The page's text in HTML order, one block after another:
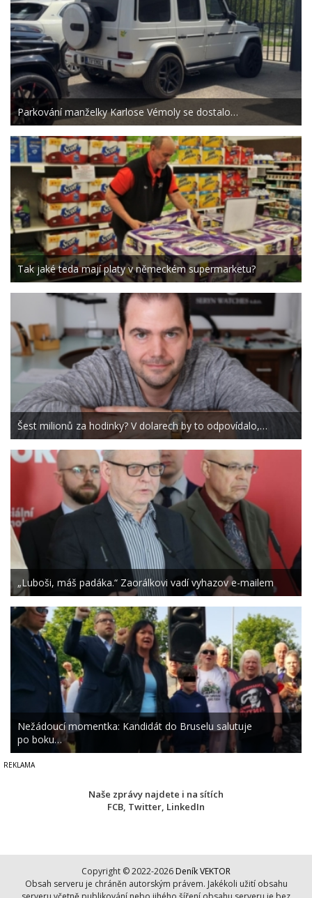
Parkování manželky Karlose Vémoly se dostalo…
Tak jaké teda mají platy v německém supermarketu?
Šest milionů za hodinky? V dolarech by to odpovídalo,…
„Luboši, máš padáka.“ Zaorálkovi vadí vyhazov e-mailem
Nežádoucí momentka: Kandidát do Bruselu salutuje
po boku…
Naše zprávy najdete i na sítích
FCB, Twitter, LinkedIn
Copyright © 2022-2026 Deník VEKTOR
Obsah serveru je chráněn autorským právem. Jakékoli užití obsahu